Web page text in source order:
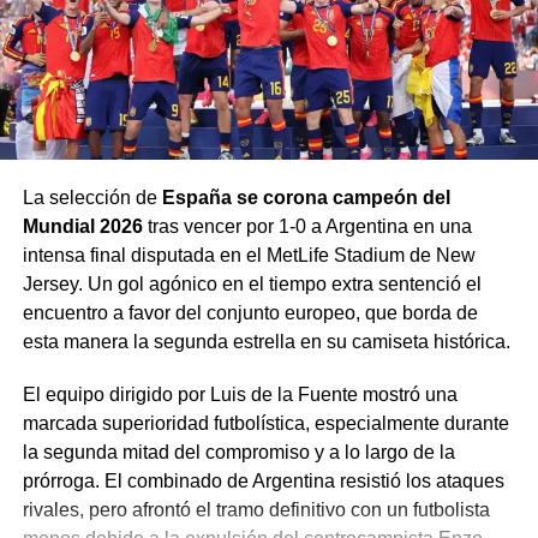
Esta situación ha desencadenado una ola de violencia y
hostigamiento:
Cierre de iglesias:Se estima que el80% de las
Detenciones y violencia:Arkani denunció que
pastores y cuatro líderesde su propia
congregación fueron golpeados y detenidos por
las autoridades.
Leyes restrictivas:Se ha aprobado legislación
años durante procesos judiciales, y se prohíbe a los
locales alquilar espacios para cultos.
A pesar de la represión, el ministerio continúa operando
en la clandestinidad a través de «casas de misericordia»,
donde brindan alimento a niños y talleres de costura para
La selección de España se corona campeón del
Mundial 2026tras vencer por 1-0 a Argentina en una
intensa final disputada en el MetLife Stadium de New
Jersey. Un gol agónico en el tiempo extra sentenció el
encuentro a favor del conjunto europeo, que borda de
esta manera la segunda estrella en su camiseta histórica.
El equipo dirigido por Luis de la Fuente mostró una
marcada superioridad futbolística, especialmente durante
la segunda mitad del compromiso y a lo largo de la
prórroga. El combinado de Argentina resistió los ataques
rivales, pero afrontó el tramo definitivo con un futbolista